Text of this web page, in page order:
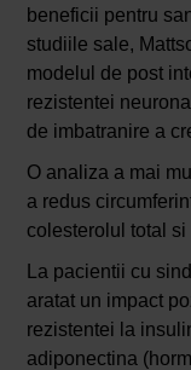
beneficii pentru
studiile sale,
modelul de post
rezistentei
de imbatranire a
O analiza a mai
a redus
colesterolul total
La pacientii cu
aratat un impact
rezistentei la
adiponectina